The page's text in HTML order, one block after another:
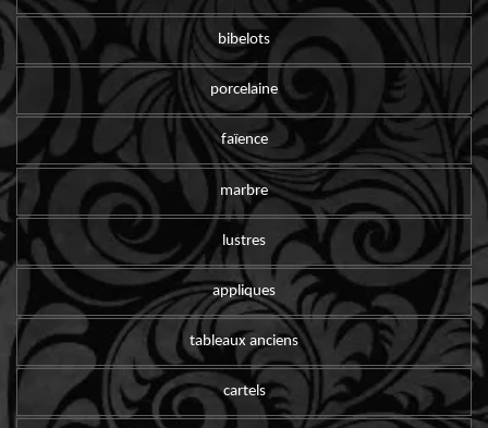
bibelots
porcelaine
faïence
marbre
lustres
appliques
tableaux anciens
cartels